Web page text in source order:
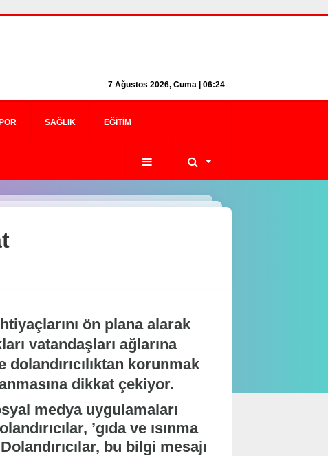
7 Ağustos 2026, Cuma | 06:24
SAĞLIK EĞITIM
ön plana alarak
vatandaşları ağlarına
korunmak
dikkat çekiyor.
medya uygulamaları
’gıda ve ısınma
bu bilgi mesajı